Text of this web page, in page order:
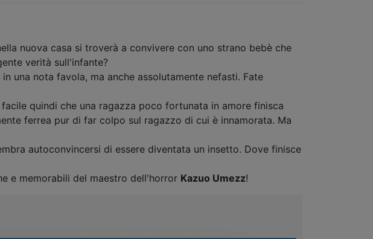
nuova casa si troverà a convivere con uno strano bebè che
verità sull'infante?
una nota favola, ma anche assolutamente nefasti. Fate
quindi che una ragazza poco fortunata in amore finisca
ferrea pur di far colpo sul ragazzo di cui è innamorata. Ma
autoconvincersi di essere diventata un insetto. Dove finisce
e memorabili del maestro dell'horror Kazuo Umezz!